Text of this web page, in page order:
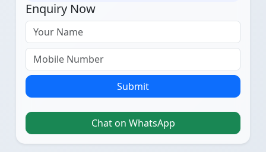
Enquiry Now
Submit
Chat on WhatsApp